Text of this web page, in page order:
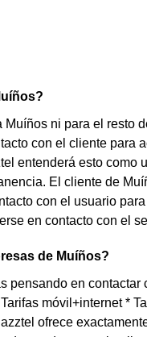
ni para el resto
con el cliente para
entenderá esto como
El cliente de
con el usuario
en contacto con el
de Muíños?
pensando en contactar
móvil+internet *
ofrece